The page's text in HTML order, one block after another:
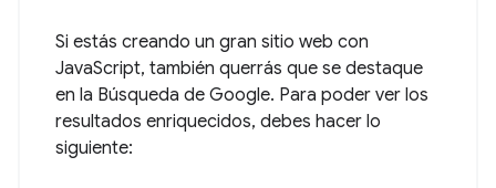
Si estás creando un gran sitio web con
JavaScript, también querrás que se destaque
en la Búsqueda de Google. Para poder ver los
resultados enriquecidos, debes hacer lo
siguiente: